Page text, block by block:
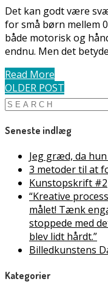
Det kan godt være
for små børn mellem
både motorisk og
endnu. Men det
Read More
OLDER POST
Seneste indlæg
Jeg græd, da
3 metoder til at
Kunstopskrift #2
“Kreative
målet! Tænk
stoppede med
blev lidt hårdt.”
Billedkunstens
Kategorier